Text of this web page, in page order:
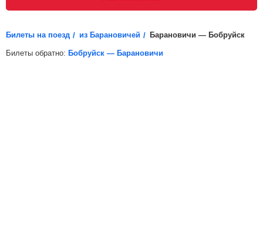
распечатайте электронный билет (посадочный купон)
Электронная регистрация
доступна не на все поезда, в
Билеты на поезд из Барановичей Барановичи — Бобруйск
Билеты обратно: Бобруйск — Барановичи